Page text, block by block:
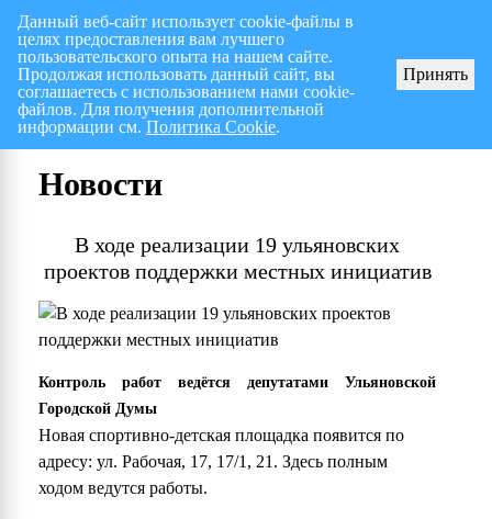
Перспективный план работ на I полугодие 2026 г.
Новости
В ходе реализации 19 ульяновских
проектов поддержки местных инициатив
Контроль работ ведётся депутатами Ульяновской
Городской Думы
Новая спортивно-детская площадка появится по
адресу: ул. Рабочая, 17, 17/1, 21. Здесь полным
ходом ведутся работы.
Данный веб-сайт использует cookie-файлы в
целях предоставления вам лучшего
пользовательского опыта на нашем сайте.
Продолжая использовать данный сайт, вы
соглашаетесь с использованием нами cookie-
файлов. Для получения дополнительной
информации см.Политика Cookie.
Принять